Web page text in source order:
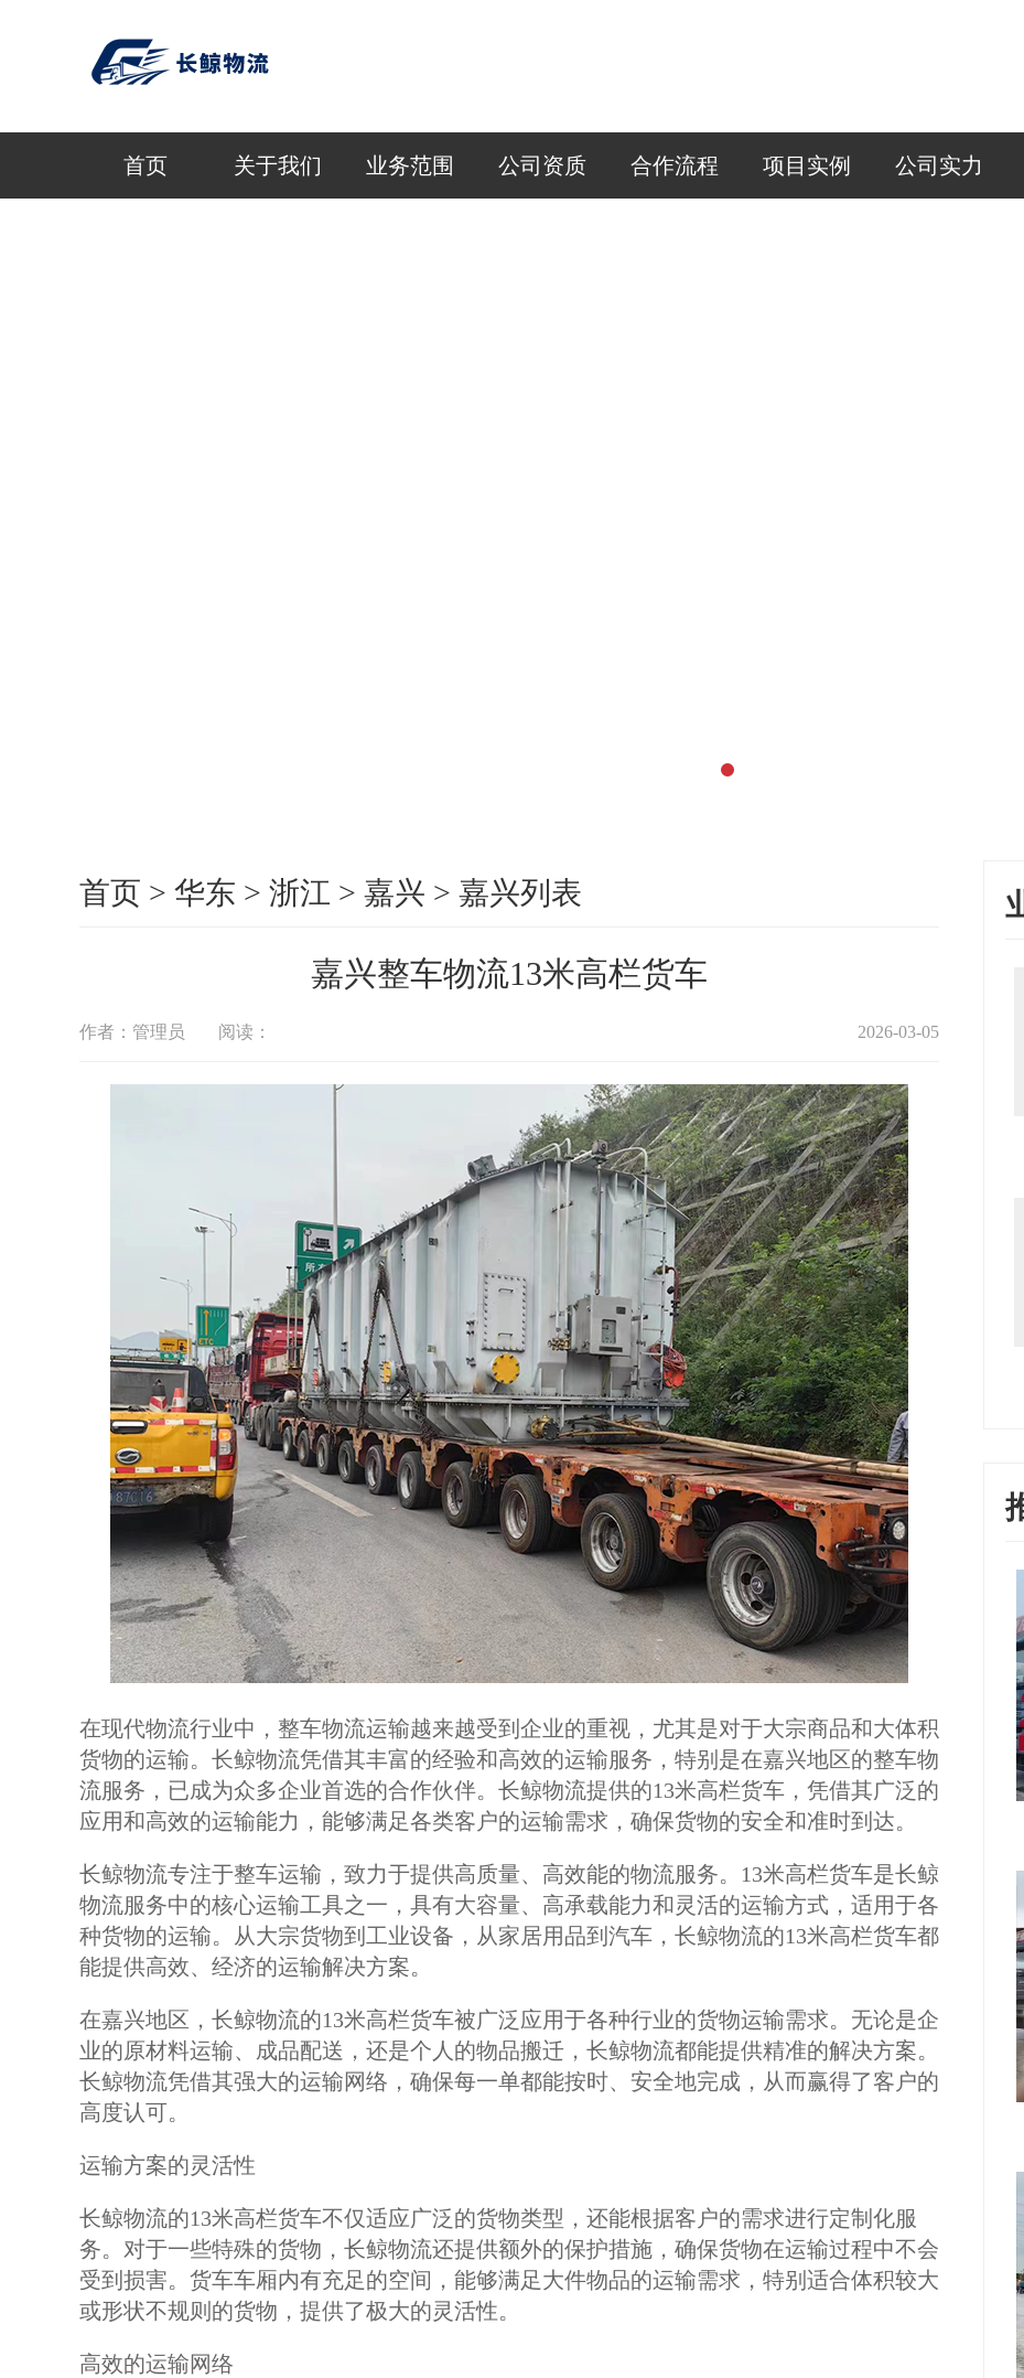
首页 关于我们 业务范围 公司资质 合作流程 项目实例 公司实力
首页 > 华东 > 浙江 > 嘉兴 > 嘉兴列表
嘉兴整车物流13米高栏货车
作者：管理员 阅读： 2026-03-05
在现代物流行业中，整车物流运输越来越受到企业的重视，尤其是对于大宗商品和大体积
货物的运输。长鲸物流凭借其丰富的经验和高效的运输服务，特别是在嘉兴地区的整车物
流服务，已成为众多企业首选的合作伙伴。长鲸物流提供的13米高栏货车，凭借其广泛的
应用和高效的运输能力，能够满足各类客户的运输需求，确保货物的安全和准时到达。
长鲸物流专注于整车运输，致力于提供高质量、高效能的物流服务。13米高栏货车是长鲸
物流服务中的核心运输工具之一，具有大容量、高承载能力和灵活的运输方式，适用于各
种货物的运输。从大宗货物到工业设备，从家居用品到汽车，长鲸物流的13米高栏货车都
能提供高效、经济的运输解决方案。
在嘉兴地区，长鲸物流的13米高栏货车被广泛应用于各种行业的货物运输需求。无论是企
业的原材料运输、成品配送，还是个人的物品搬迁，长鲸物流都能提供精准的解决方案。
长鲸物流凭借其强大的运输网络，确保每一单都能按时、安全地完成，从而赢得了客户的
高度认可。
运输方案的灵活性
长鲸物流的13米高栏货车不仅适应广泛的货物类型，还能根据客户的需求进行定制化服
务。对于一些特殊的货物，长鲸物流还提供额外的保护措施，确保货物在运输过程中不会
受到损害。货车车厢内有充足的空间，能够满足大件物品的运输需求，特别适合体积较大
或形状不规则的货物，提供了极大的灵活性。
高效的运输网络